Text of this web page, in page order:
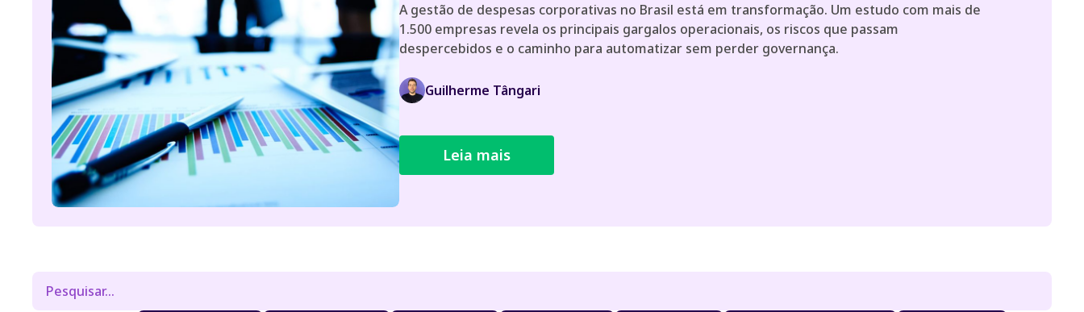
A gestão de despesas corporativas no Brasil está em transformação. Um estudo com mais de
1.500 empresas revela os principais gargalos operacionais, os riscos que passam
despercebidos e o caminho para automatizar sem perder governança.
Guilherme Tângari
Leia mais